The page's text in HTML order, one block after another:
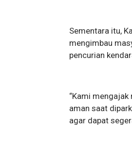
Sementara itu,
mengimbau
pencurian
“Kami
aman saat
agar dapat